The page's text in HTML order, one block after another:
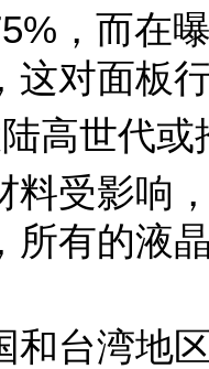
，而在
这对面板
世代或
受影响，
所有的液
台湾地区